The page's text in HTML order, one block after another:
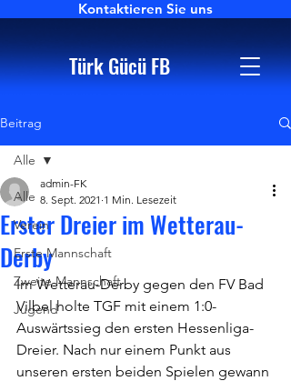
Türk Gücü FB
Kontaktieren Sie uns
Beitrag
Alle
Verein
Erste Mannschaft
Zweite Mannschaft
Jugend
Alle
Erster Dreier im Wetterau-
Derby
admin-FK
8. Sept. 2021 1 Min. Lesezeit
Im Wetterau-Derby gegen den FV Bad
Vilbel holte TGF mit einem 1:0-
Auswärtssieg den ersten Hessenliga-
Dreier. Nach nur einem Punkt aus
unseren ersten beiden Spielen gewann